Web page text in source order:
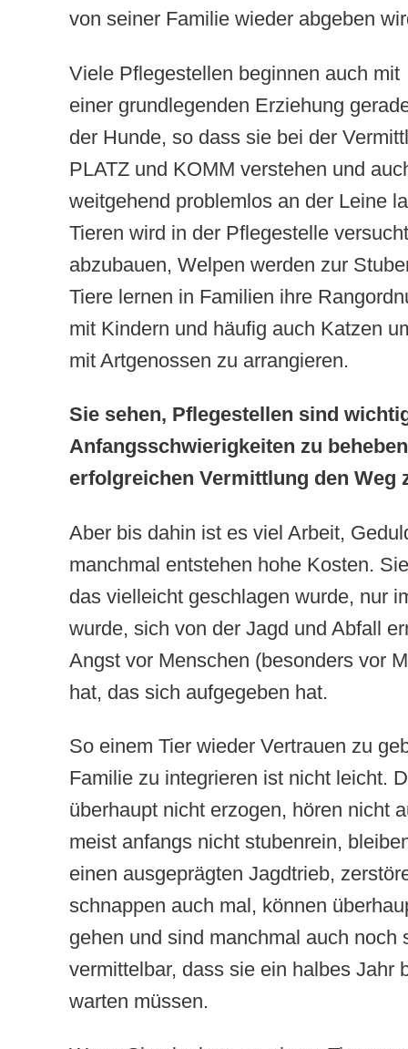
von seiner Familie wieder abgeben
Viele Pflegestellen beginnen auch mit
einer grundlegenden Erziehung
der Hunde, so dass sie bei der
PLATZ und KOMM verstehen und
weitgehend problemlos an der Leine
Tieren wird in der Pflegestelle
abzubauen, Welpen werden zur
Tiere lernen in Familien ihre
mit Kindern und häufig auch Katzen
mit Artgenossen zu arrangieren.
Sie sehen, Pflegestellen sind
Anfangsschwierigkeiten zu
erfolgreichen Vermittlung den Weg
Aber bis dahin ist es viel Arbeit,
manchmal entstehen hohe Kosten.
das vielleicht geschlagen wurde, nur
wurde, sich von der Jagd und Abfall
Angst vor Menschen (besonders vor
hat, das sich aufgegeben hat.
So einem Tier wieder Vertrauen zu
Familie zu integrieren ist nicht leicht.
überhaupt nicht erzogen, hören nicht
meist anfangs nicht stubenrein,
einen ausgeprägten Jagdtrieb,
schnappen auch mal, können
gehen und sind manchmal auch noch
vermittelbar, dass sie ein halbes Jahr
warten müssen.